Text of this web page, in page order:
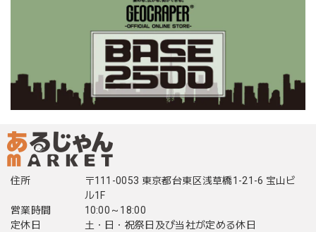
住所
〒111-0053 東京都台東区浅草橋1-21-6 宝山ビ
ル1F
営業時間
10:00～18:00
定休日
土・日・祝祭日及び当社が定める休日